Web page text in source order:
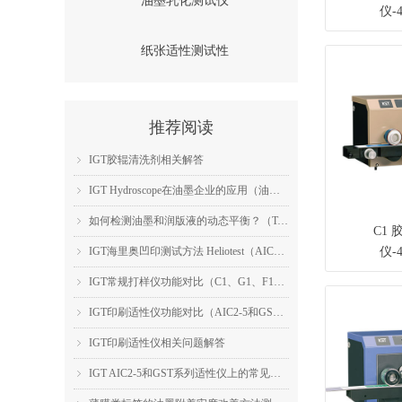
仪-
C1
仪-
纸张适性测试性
推荐阅读
ꁇ IGT胶辊清洗剂相关解答
ꁇ IGT Hydroscope在油墨企业的应用（油墨乳化性能检测）
ꁇ 如何检测油墨和润版液的动态平衡？（TackOscope的应用）
ꁇ IGT海里奥凹印测试方法 Heliotest（AIC2-5的应用）
ꁇ IGT常规打样仪功能对比（C1、G1、F1、OP）
ꁇ IGT印刷适性仪功能对比（AIC2-5和GST系列）
ꁇ IGT印刷适性仪相关问题解答
ꁇ IGT AIC2-5和GST系列适性仪上的常见测试简介